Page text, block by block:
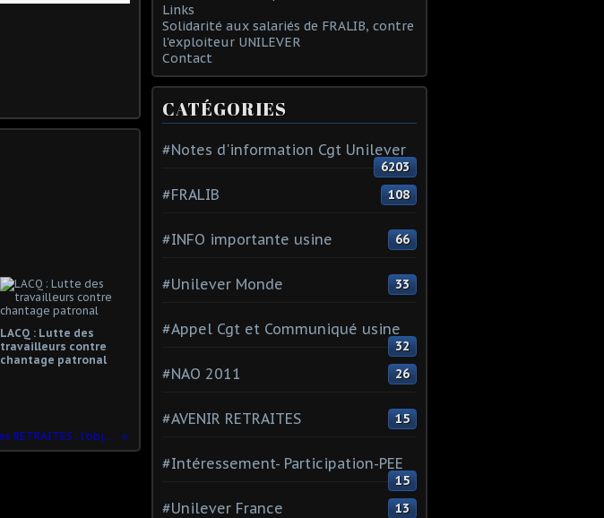
LACQ : Lutte des
travailleurs contre
chantage patronal
CONTRE-REFORME des RETRAITES : l'objectif MAJEUR de la baisse des pensions
Links
Solidarité aux salariés de FRALIB, contre
l'exploiteur UNILEVER
Contact
CATÉGORIES
#Notes d'information Cgt Unilever
6203
#FRALIB 108
#INFO importante usine 66
#Unilever Monde 33
#Appel Cgt et Communiqué usine
32
#NAO 2011 26
#AVENIR RETRAITES 15
#Intéressement- Participation-PEE
15
#Unilever France 13